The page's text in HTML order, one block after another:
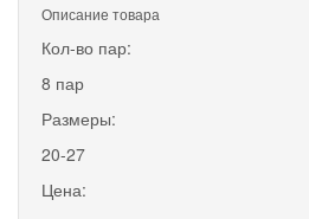
Описание товара
Кол-во пар:
8 пар
Размеры:
20-27
Цена: